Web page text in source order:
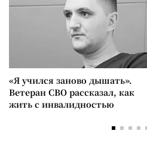
«Я учился заново дышать».
Ветеран СВО рассказал, как
жить с инвалидностью